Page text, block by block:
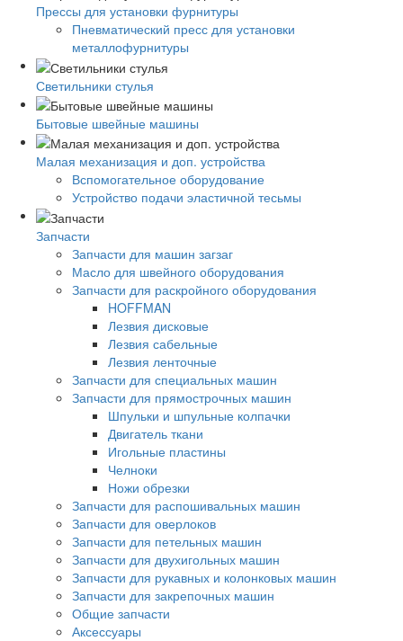
Прессы для установки фурнитуры
Пневматический пресс для установки
металлофурнитуры
Светильники стулья
Бытовые швейные машины
Малая механизация и доп. устройства
Вспомогательное оборудование
Устройство подачи эластичной тесьмы
Запчасти
Запчасти для машин загзаг
Масло для швейного оборудования
Запчасти для раскройного оборудования
HOFFMAN
Лезвия дисковые
Лезвия сабельные
Лезвия ленточные
Запчасти для специальных машин
Запчасти для прямострочных машин
Шпульки и шпульные колпачки
Двигатель ткани
Игольные пластины
Челноки
Ножи обрезки
Запчасти для распошивальных машин
Запчасти для оверлоков
Запчасти для петельных машин
Запчасти для двухигольных машин
Запчасти для рукавных и колонковых машин
Запчасти для закрепочных машин
Общие запчасти
Аксессуары